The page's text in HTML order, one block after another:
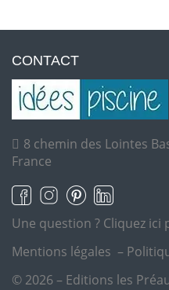
CONTACT
8 chemin des Lointes
France
Une question ? Cliquez ici
Mentions légales –
© 2026 – Editions les